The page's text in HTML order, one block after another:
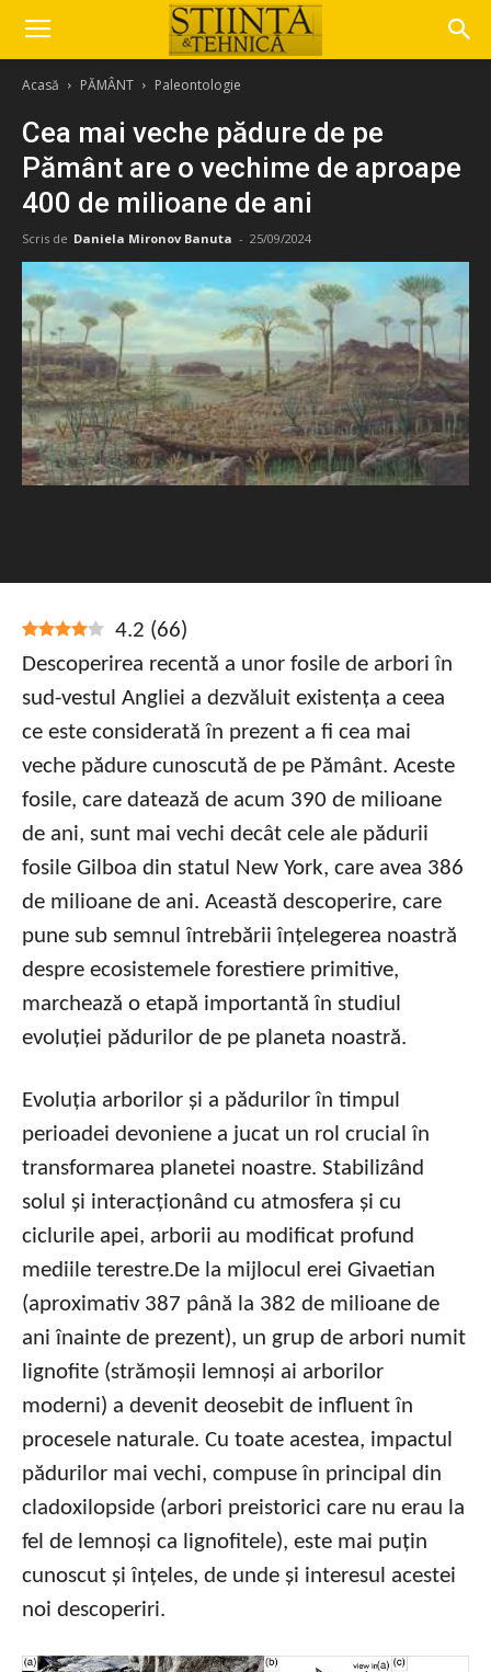
Acasă PĂMÂNT Paleontologie
Cea mai veche pădure de pe
Pământ are o vechime de aproape
400 de milioane de ani
Scris de Daniela Mironov Banuta - 25/09/2024
4.2 (66)
Descoperirea recentă a unor fosile de arbori în
sud-vestul Angliei a dezvăluit existența a ceea
ce este considerată în prezent a fi cea mai
veche pădure cunoscută de pe Pământ. Aceste
fosile, care datează de acum 390 de milioane
de ani, sunt mai vechi decât cele ale pădurii
fosile Gilboa din statul New York, care avea 386
de milioane de ani. Această descoperire, care
pune sub semnul întrebării înțelegerea noastră
despre ecosistemele forestiere primitive,
marchează o etapă importantă în studiul
evoluției pădurilor de pe planeta noastră.
Evoluția arborilor și a pădurilor în timpul
perioadei devoniene a jucat un rol crucial în
transformarea planetei noastre. Stabilizând
solul și interacționând cu atmosfera și cu
ciclurile apei, arborii au modificat profund
mediile terestre.De la mijlocul erei Givaetian
(aproximativ 387 până la 382 de milioane de
ani înainte de prezent), un grup de arbori numit
lignofite (strămoșii lemnoși ai arborilor
moderni) a devenit deosebit de influent în
procesele naturale. Cu toate acestea, impactul
pădurilor mai vechi, compuse în principal din
cladoxilopside (arbori preistorici care nu erau la
fel de lemnoși ca lignofitele), este mai puțin
cunoscut și înțeles, de unde și interesul acestei
noi descoperiri.